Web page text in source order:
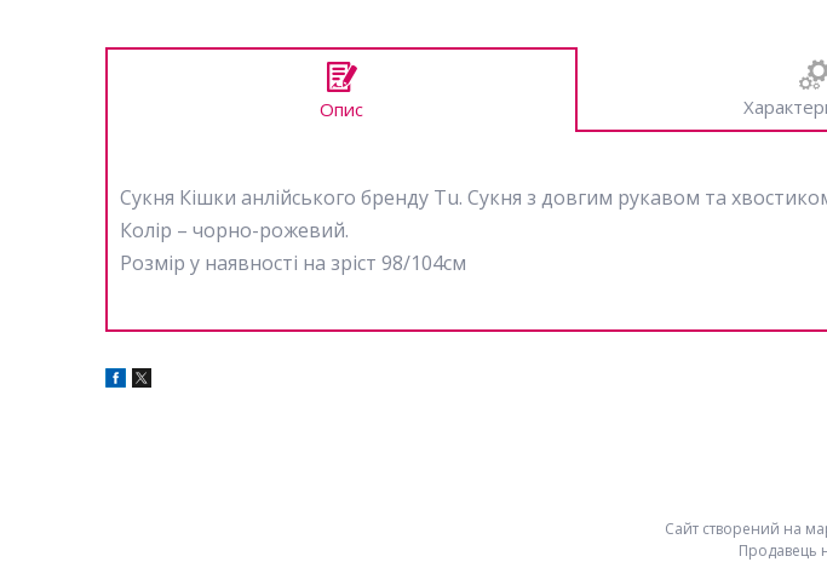
Опис
Сукня Кішки анлійського бренду Tu. Сукня з довгим рукавом та
Колір – чорно-рожевий.
Розмір у наявності на зріст 98/104см
Сайт створений на
Продавець